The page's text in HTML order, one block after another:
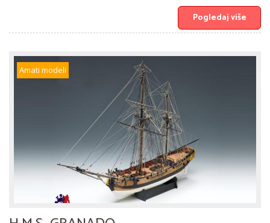
Pogledaj više
Amati modeli